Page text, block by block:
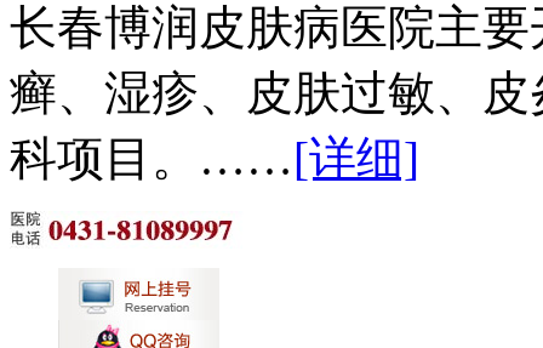
长春博润皮肤病医院主
癣、湿疹、皮肤过敏、
科项目。……[详细]